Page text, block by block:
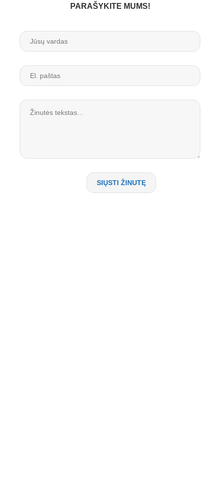
PARAŠYKITE MUMS!